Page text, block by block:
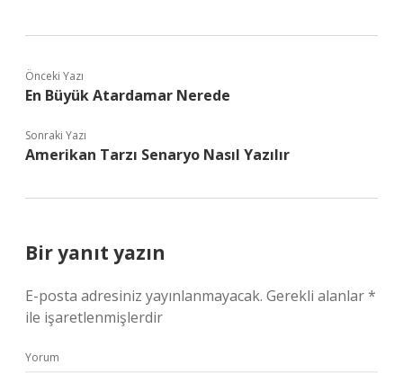
Önceki Yazı
En Büyük Atardamar Nerede
Sonraki Yazı
Amerikan Tarzı Senaryo Nasıl Yazılır
Bir yanıt yazın
E-posta adresiniz yayınlanmayacak. Gerekli alanlar*
ile işaretlenmişlerdir
Yorum